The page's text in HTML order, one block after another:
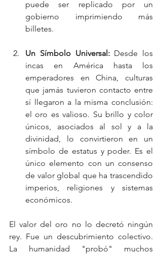
puede ser replicado por un
gobierno imprimiendo más
billetes.
Un Símbolo Universal: Desde los
incas en América hasta los
emperadores en China, culturas
que jamás tuvieron contacto entre
sí llegaron a la misma conclusión:
el oro es valioso. Su brillo y color
únicos, asociados al sol y a la
divinidad, lo convirtieron en un
símbolo de estatus y poder. Es el
único elemento con un consenso
de valor global que ha trascendido
imperios, religiones y sistemas
económicos.
El valor del oro no lo decretó ningún
rey. Fue un descubrimiento colectivo.
La humanidad "probó" muchos